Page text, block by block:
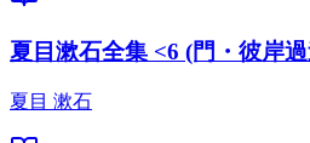
夏目漱石全集 <6 (門・彼岸
夏目 漱石